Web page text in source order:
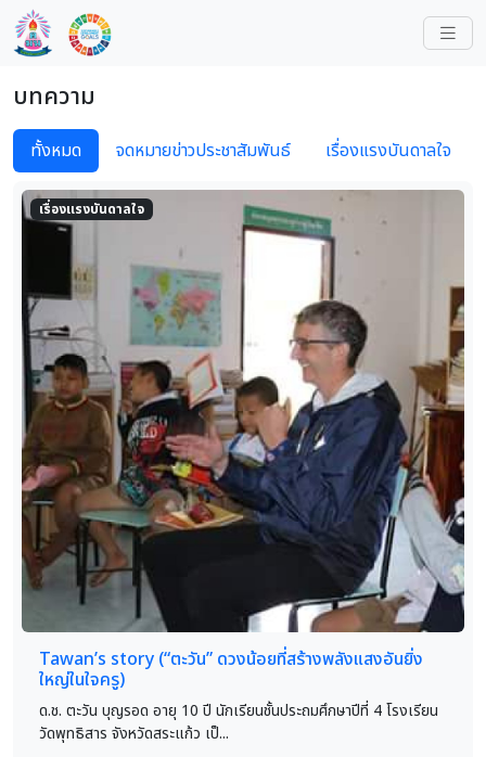
บทความ
ทั้งหมด จดหมายข่าวประชาสัมพันธ์ เรื่องแรงบันดาลใจ
เรื่องแรงบันดาลใจ
Tawan’s story (“ตะวัน” ดวงน้อยที่สร้างพลังแสงอันยิ่ง
ใหญ่ในใจครู)
ด.ช. ตะวัน บุญรอด อายุ 10 ปี นักเรียนชั้นประถมศึกษาปีที่ 4 โรงเรียน
วัดพุทธิสาร จังหวัดสระแก้ว เป็...